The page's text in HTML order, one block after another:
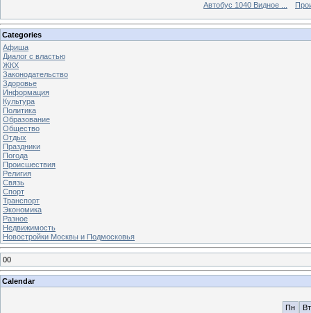
Автобус 1040 Видное ...
Categories
Афиша
Диалог с властью
ЖКХ
Законодательство
Здоровье
Информация
Культура
Политика
Образование
Общество
Отдых
Праздники
Погода
Происшествия
Религия
Связь
Спорт
Транспорт
Экономика
Разное
Недвижимость
Новостройки Москвы и Подмосковья
00
Calendar
Пн Вт